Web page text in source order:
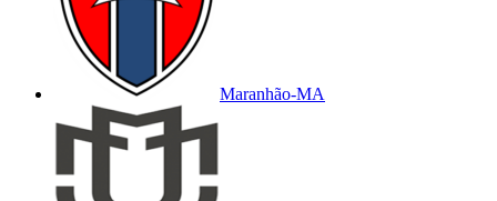
Maranhão-MA